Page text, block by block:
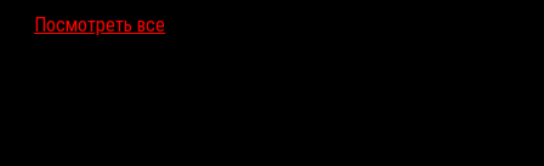
Посмотреть все